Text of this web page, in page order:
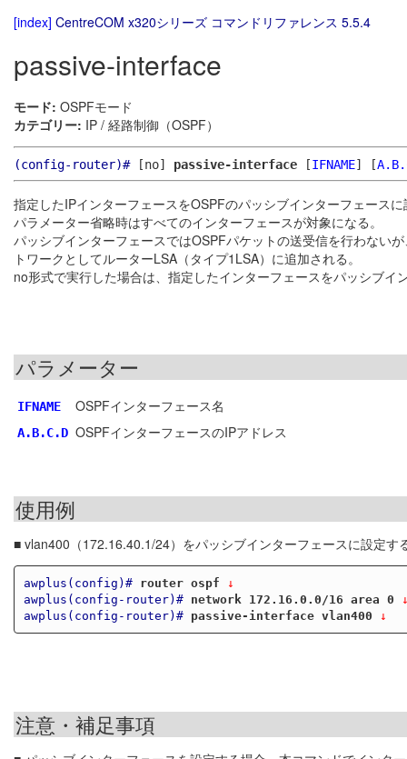
[index] CentreCOM x320シリーズ コマンドリファレンス 5.5.4
passive-interface
モード: OSPFモード
カテゴリー: IP / 経路制御（OSPF）
(config-router)#[no] passive-interface [IFNAME] [
指定したIPインターフェースをOSPFのパッシブインターフェース
パラメーター省略時はすべてのインターフェースが対象になる。
パッシブインターフェースではOSPFパケットの送受信を行わない
トワークとしてルーターLSA（タイプ1LSA）に追加される。
no形式で実行した場合は、指定したインターフェースをパッシブ
パラメーター
IFNAME OSPFインターフェース名
A.B.C.D OSPFインターフェースのIPアドレス
使用例
■ vlan400（172.16.40.1/24）をパッシブインターフェースに設定す
awplus(config)# router ospf ↓
awplus(config-router)#
network 172.16.0.0/16 area 0
awplus(config-router)#
passive-interface vlan400 ↓
注意・補足事項